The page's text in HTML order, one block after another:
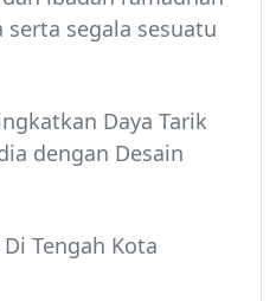
segala sesuatu
Daya Tarik
dengan Desain
Tengah Kota